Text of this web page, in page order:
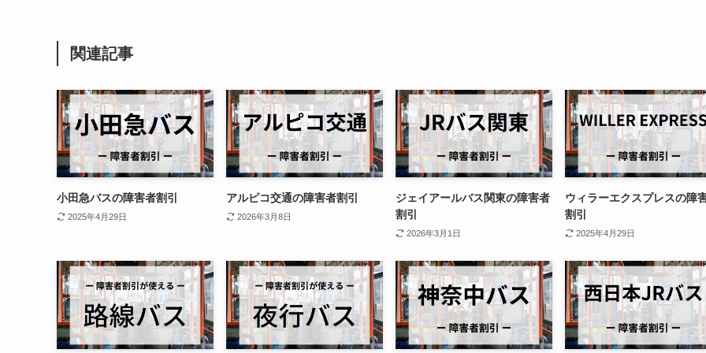
関連記事
小田急バスの障害者割引
2025年4月29日
アルピコ交通の障害者割引
2026年3月8日
ジェイアールバス関東の障害者
割引
2026年3月1日
ウィラーエクスプレスの障
割引
2025年4月29日